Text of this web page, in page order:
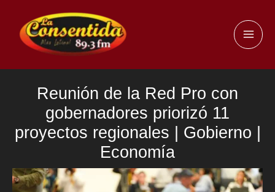
contenido
Reunión de la Red Pro con
gobernadores priorizó 11
proyectos regionales | Gobierno |
Economía